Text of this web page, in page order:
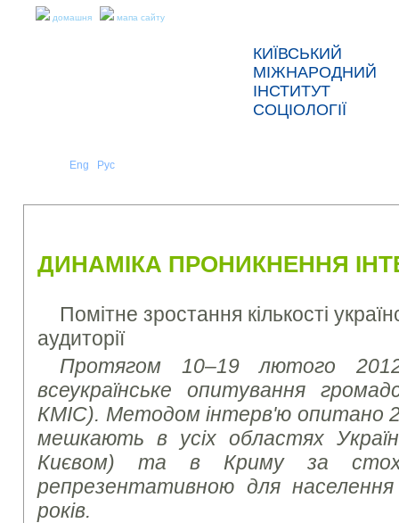
домашня мапа сайту
КИЇВСЬКИЙ
МІЖНАРОДНИЙ
ІНСТИТУТ
СОЦІОЛОГІЇ
Eng Рус
ДИНАМІКА ПРОНИКНЕННЯ
Помітне зростання кількості
аудиторії
Протягом 10–19 лютого
всеукраїнське опитування
КМІС). Методом інтерв'ю опитано
мешкають в усіх областях
Києвом) та в Криму за
репрезентативною для населення
років.